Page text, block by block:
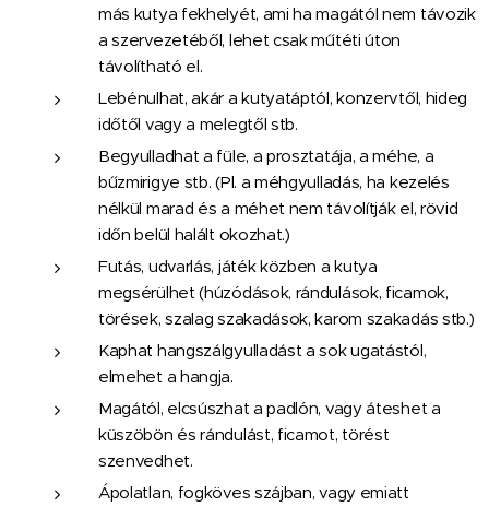
más kutya fekhelyét, ami ha magától nem távozik
a szervezetéből, lehet csak műtéti úton
távolítható el.
Lebénulhat, akár a kutyatáptól, konzervtől, hideg
időtől vagy a melegtől stb.
Begyulladhat a füle, a prosztatája, a méhe, a
bűzmirigye stb. (Pl. a méhgyulladás, ha kezelés
nélkül marad és a méhet nem távolítják el, rövid
időn belül halált okozhat.)
Futás, udvarlás, játék közben a kutya
megsérülhet (húzódások, rándulások, ficamok,
törések, szalag szakadások, karom szakadás stb.)
Kaphat hangszálgyulladást a sok ugatástól,
elmehet a hangja.
Magától, elcsúszhat a padlón, vagy áteshet a
küszöbön és rándulást, ficamot, törést
szenvedhet.
Ápolatlan, fogköves szájban, vagy emiatt